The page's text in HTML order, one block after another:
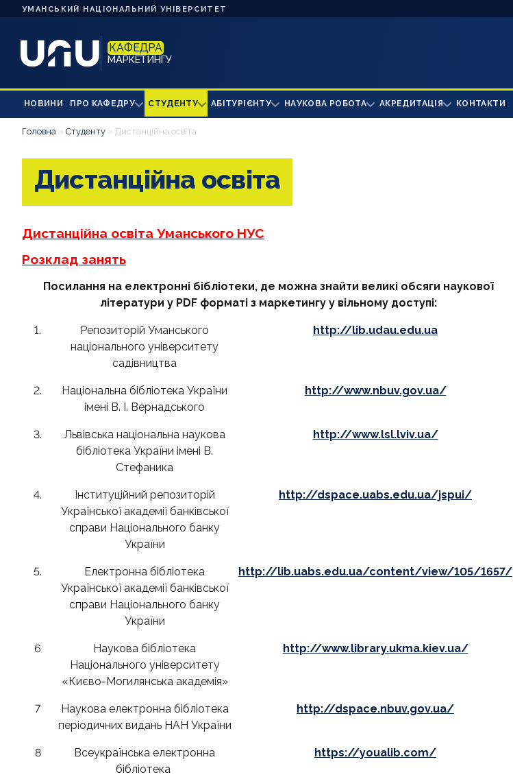
УМАНСЬКИЙ НАЦІОНАЛЬНИЙ УНІВЕРСИТЕТ
КАФЕДРА
МАРКЕТИНГУ
НОВИНИ ПРО КАФЕДРУ СТУДЕНТУ АБІТУРІЄНТУ НАУКОВА РОБОТА АКРЕДИТАЦІЯ КОНТАКТИ
Головна » Студенту » Дистанційна освіта
Дистанційна освіта
Дистанційна освіта Уманського НУС
Розклад занять
Посилання на електронні бібліотеки, де можна знайти великі обсяги наукової
літератури у PDF форматі з маркетингу у вільному доступі:
1.
Репозиторій Уманського
національного університету
садівництва
http://lib.udau.edu.ua
2.
Національна бібліотека України
імені В. І. Вернадського
http://www.nbuv.gov.ua/
3.
Львівська національна наукова
бібліотека України імені В.
Стефаника
http://www.lsl.lviv.ua/
4.
Інституційний репозиторій
Української академії банківської
справи Національного банку
України
http://dspace.uabs.edu.ua/jspui/
5.
Електронна бібліотека
Української академії банківської
справи Національного банку
України
http://lib.uabs.edu.ua/content/view/105/1657/
6
Наукова бібліотека
Національного університету
«Києво-Могилянська академія»
http://www.library.ukma.kiev.ua/
7
Наукова електронна бібліотека
періодичних видань НАН України
http://dspace.nbuv.gov.ua/
8
Всеукраїнська електронна
бібліотека
https://youalib.com/